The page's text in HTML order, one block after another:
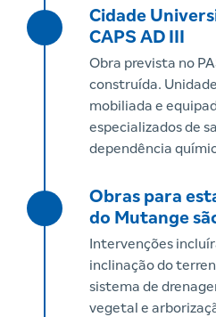
Cidade
CAPS AD III
Obra prevista no
construída.
mobiliada e
especializados de
dependência
Obras para
do Mutange
Intervenções
inclinação do
sistema de
vegetal e